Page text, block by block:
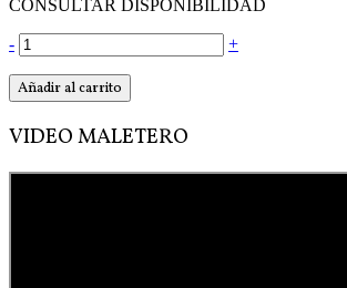
CONSULTAR DISPONIBILIDAD
- +
Añadir al carrito
VIDEO MALETERO